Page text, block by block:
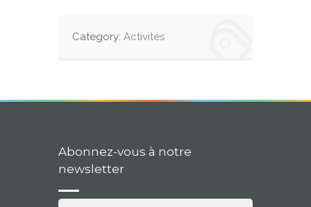
Category: Activités
Abonnez-vous à notre
newsletter